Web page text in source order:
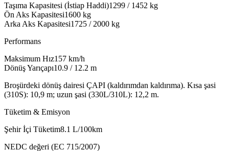
Taşıma Kapasitesi (İstiap Haddi)1299 / 1452 kg
Ön Aks Kapasitesi1600 kg
Arka Aks Kapasitesi1725 / 2000 kg
Performans
Maksimum Hız157 km/h
Dönüş Yarıçapı10.9 / 12.2 m
Broşürdeki dönüş dairesi ÇAPI (kaldırımdan kaldırıma). Kısa şasi
(310S): 10,9 m; uzun şasi (330L/310L): 12,2 m.
Tüketim & Emisyon
Şehir İçi Tüketim8.1 L/100km
NEDC değeri (EC 715/2007)